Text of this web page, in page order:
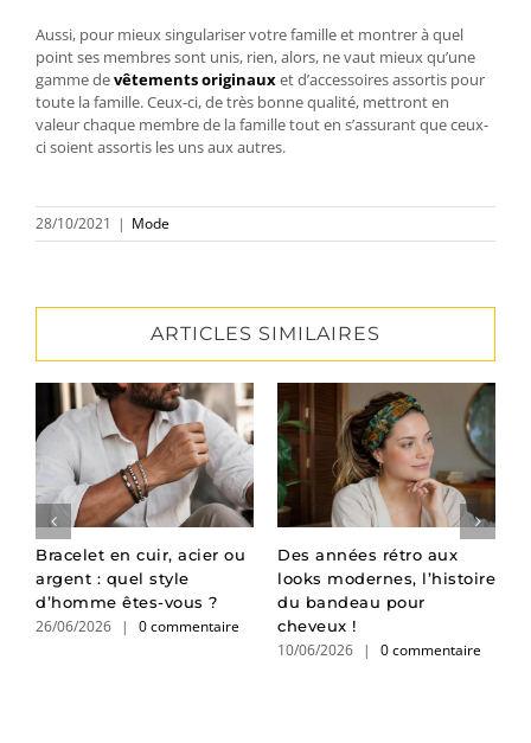
Aussi, pour mieux singulariser votre famille et montrer à quel
point ses membres sont unis, rien, alors, ne vaut mieux qu’une
gamme devêtements originaux et d’accessoires assortis pour
toute la famille. Ceux-ci, de très bonne qualité, mettront en
valeur chaque membre de la famille tout en s’assurant que ceux-
ci soient assortis les uns aux autres.
28/10/2021 | Mode
ARTICLES SIMILAIRES
Bracelet en cuir, acier ou
argent : quel style
d’homme êtes-vous ?
26/06/2026 | 0 commentaire
Des années rétro aux
looks modernes, l’histoire
du bandeau pour
cheveux !
10/06/2026 | 0 commentaire